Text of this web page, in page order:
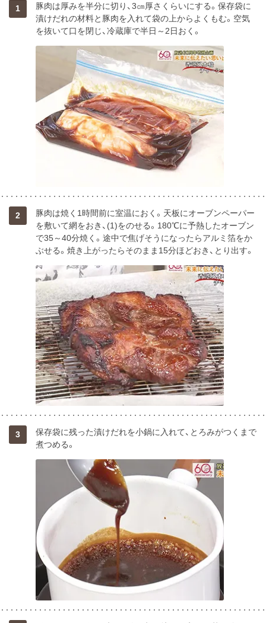
1
豚肉は厚みを半分に切り、3㎝厚さくらいにする。保存袋に
漬けだれの材料と豚肉を入れて袋の上からよくもむ。空気
を抜いて口を閉じ、冷蔵庫で半日～2日おく。
2
豚肉は焼く1時間前に室温におく。天板にオーブンペーパー
を敷いて網をおき、(1)をのせる。180℃に予熱したオーブン
で35～40分焼く。途中で焦げそうになったらアルミ箔をか
ぶせる。焼き上がったらそのまま15分ほどおき、とり出す。
3
保存袋に残った漬けだれを小鍋に入れて、とろみがつくまで
煮つめる。